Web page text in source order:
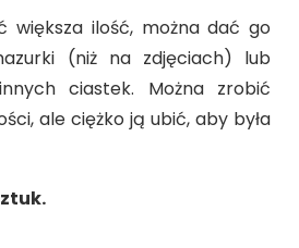
większa ilość, można dać go
(niż na zdjęciach) lub
ciastek. Można zrobić
ale ciężko ją ubić, aby była